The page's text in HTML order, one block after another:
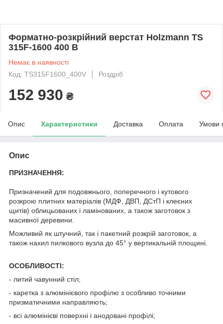
Форматно-розкрійний верстат Holzmann TS
315F-1600 400 В
Немає в наявності
Код: TS315F1600_400V
Роздріб
152 930 ₴
Опис Характеристики Доставка Оплата Умови
Опис
ПРИЗНАЧЕННЯ:
Призначений для подовжнього, поперечного і кутового
розкрою плитних матеріалів (МДФ, ДВП, ДСтП і клеєних
щитів) облицьованих і ламінованих, а також заготовок з
масивної деревини.
Можливий як штучний, так і пакетний розкрій заготовок, а
також нахил пилкового вузла до 45° у вертикальній площині.
ОСОБЛИВОСТІ:
- литий чавунний стіл;
- каретка з алюмінієвого профілю з особливо точними
призматичними направляють;
- всі алюмінієві поверхні і анодовані профілі;